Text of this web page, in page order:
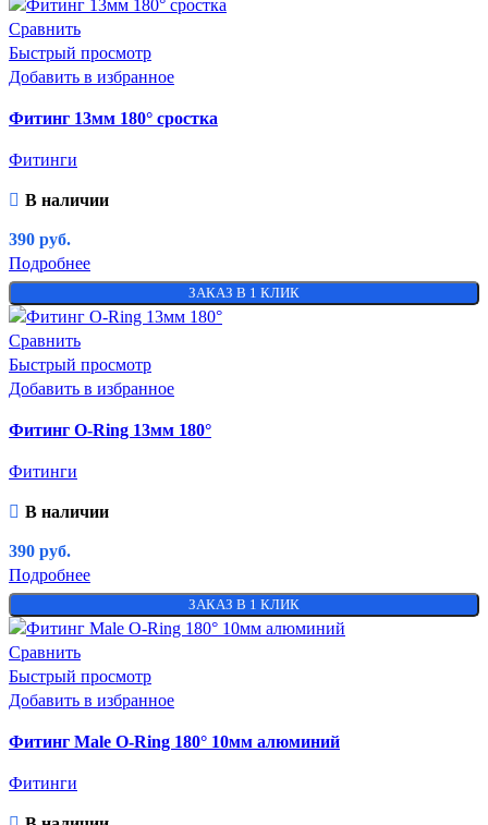
Сравнить
Быстрый просмотр
Добавить в избранное
Фитинг 13мм 180° сростка
Фитинги
В наличии
390 руб.
Подробнее
ЗАКАЗ В 1 КЛИК
Сравнить
Быстрый просмотр
Добавить в избранное
Фитинг O-Ring 13мм 180°
Фитинги
В наличии
390 руб.
Подробнее
ЗАКАЗ В 1 КЛИК
Сравнить
Быстрый просмотр
Добавить в избранное
Фитинг Male O-Ring 180° 10мм алюминий
Фитинги